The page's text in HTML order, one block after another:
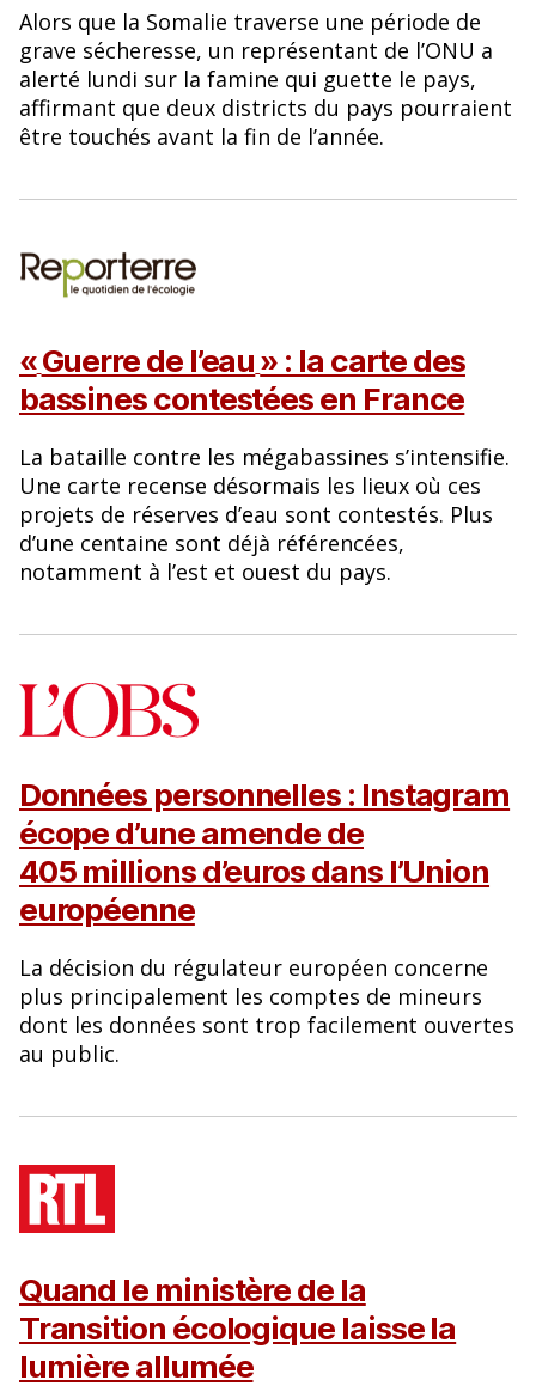
Alors que la Somalie traverse une période de
grave sécheresse, un représentant de l’ONU a
alerté lundi sur la famine qui guette le pays,
affirmant que deux districts du pays pourraient
être touchés avant la fin de l’année.
«Guerre de l’eau» : la carte des
bassines contestées en France
La bataille contre les mégabassines s’intensifie.
Une carte recense désormais les lieux où ces
projets de réserves d’eau sont contestés. Plus
d’une centaine sont déjà référencées,
notamment à l’est et ouest du pays.
Données personnelles : Instagram
écope d’une amende de
405 millions d’euros dans l’Union
européenne
La décision du régulateur européen concerne
plus principalement les comptes de mineurs
dont les données sont trop facilement ouvertes
au public.
Quand le ministère de la
Transition écologique laisse la
lumière allumée